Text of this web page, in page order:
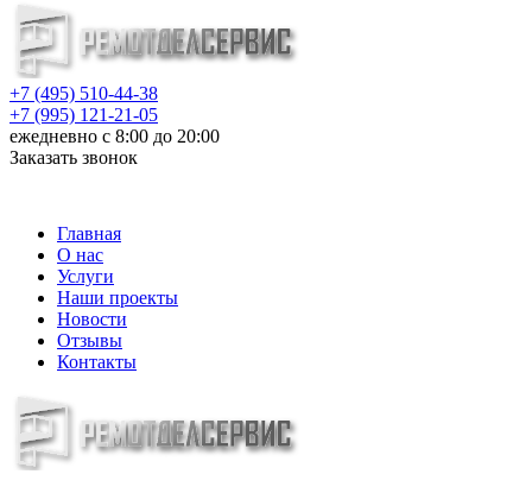
+7 (495) 510-44-38
+7 (995) 121-21-05
ежедневно с 8:00 до 20:00
Заказать звонок
Главная
О нас
Услуги
Наши проекты
Новости
Отзывы
Контакты